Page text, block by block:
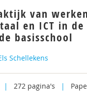
van
en ICT in
basisschool
Schellekens
| 272 pagina's |